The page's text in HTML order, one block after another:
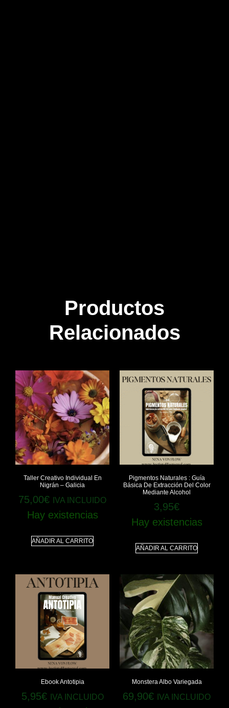
Productos
Relacionados
Taller Creativo Individual En
Nigrán – Galicia
75,00€ IVA INCLUIDO
Hay existencias
AÑADIR AL CARRITO
Pigmentos Naturales : Guía
Básica De Extracción Del Color
Mediante Alcohol
3,95€
Hay existencias
AÑADIR AL CARRITO
Ebook Antotipia
5,95€ IVA INCLUIDO
Monstera Albo Variegada
69,90€ IVA INCLUIDO